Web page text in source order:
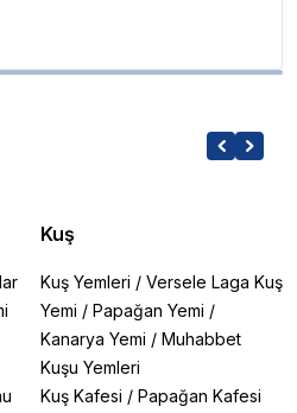
Kuş
Kuş Yemleri / Versele Laga Kuş
Yemi / Papağan Yemi /
Kanarya Yemi / Muhabbet
Kuşu Yemleri
Kuş Kafesi / Papağan Kafesi